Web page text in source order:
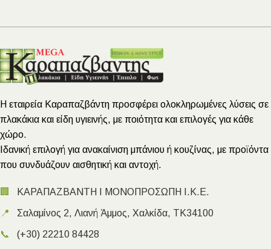
Η εταιρεία Καραπαζβάντη προσφέρει ολοκληρωμένες λύσεις σε
πλακάκια και είδη υγιεινής, με ποιότητα και επιλογές για κάθε
χώρο.
Ιδανική επιλογή για ανακαίνιση μπάνιου ή κουζίνας, με προϊόντα
που συνδυάζουν αισθητική και αντοχή.
🏢 ΚΑΡΑΠΑΖΒΑΝΤΗ Ι ΜΟΝΟΠΡΟΣΩΠΗ Ι.Κ.Ε.
📍 Σαλαμίνος 2, Λιανή Άμμος, Χαλκίδα, ΤΚ34100
📞 (+30) 22210 84428